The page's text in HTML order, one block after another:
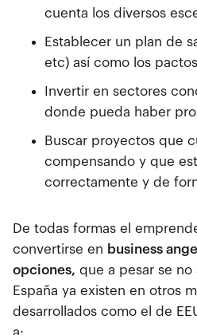
cuenta los diversos
Establecer un plan de
etc) así como los
Invertir en sectores
donde pueda haber
Buscar proyectos que
compensando y que
correctamente y de
De todas formas el
convertirse en business
opciones, que a pesar se
España ya existen en otros
desarrollados como el de
a: